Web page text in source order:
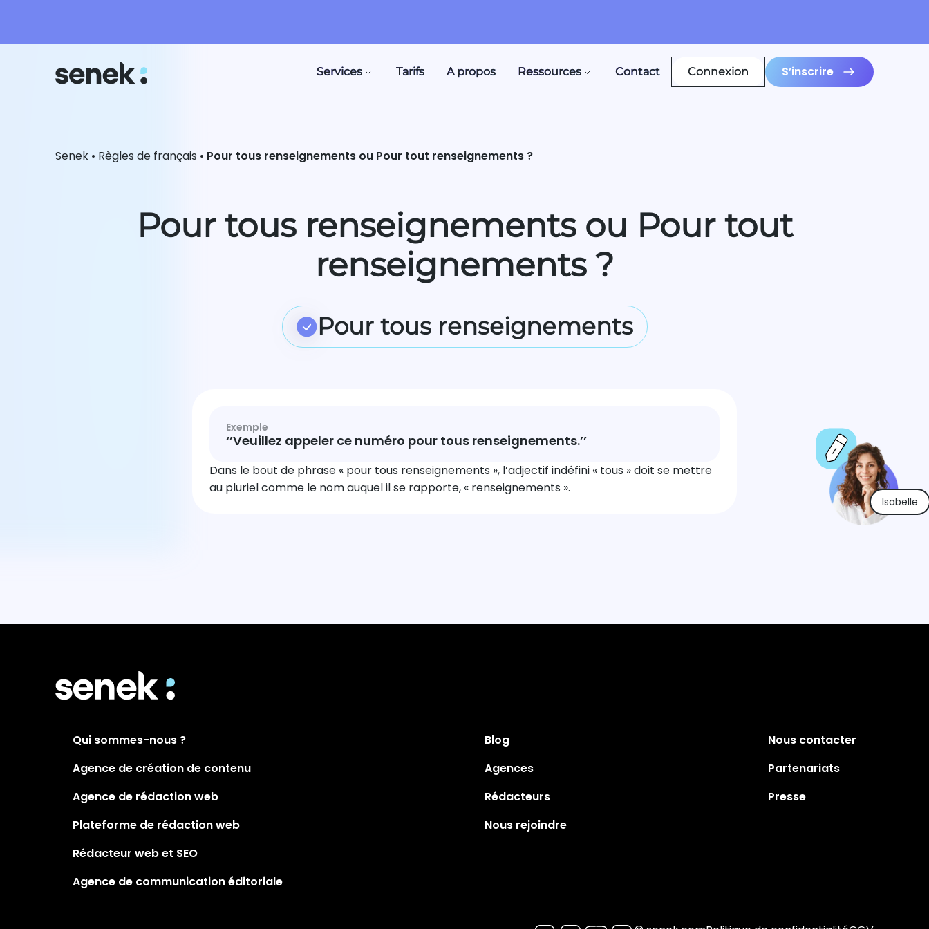
Services Tarifs A propos Ressources Contact Connexion S’inscrire
Senek • Règles de français • Pour tous renseignements ou Pour tout renseignements ?
Pour tous renseignements ou Pour tout
renseignements ?
Pour tous renseignements
Exemple
‘’Veuillez appeler ce numéro pour tous renseignements.’’
Dans le bout de phrase « pour tous renseignements », l’adjectif indéfini « tous » doit se mettre
au pluriel comme le nom auquel il se rapporte, « renseignements ».
Isabelle
Qui sommes-nous ?
Agence de création de contenu
Agence de rédaction web
Plateforme de rédaction web
Rédacteur web et SEO
Agence de communication éditoriale
Blog
Agences
Rédacteurs
Nous rejoindre
Nous contacter
Partenariats
Presse